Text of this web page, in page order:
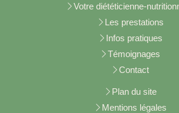
Votre diététicienne-
Les prestations
Infos pratiques
Témoignages
Contact
Plan du site
Mentions légales